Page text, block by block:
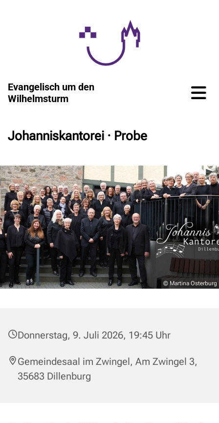
Evangelisch um den
Wilhelmsturm
Johanniskantorei · Probe
© Martina Osterburg
Donnerstag, 9. Juli 2026, 19:45 Uhr
Gemeindesaal im Zwingel, Am Zwingel 3,
35683 Dillenburg